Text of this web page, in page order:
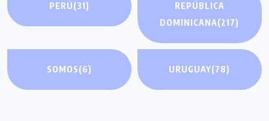
PERÚ(31)
REPÚBLICA
DOMINICANA(217)
SOMOS(6) URUGUAY(78)